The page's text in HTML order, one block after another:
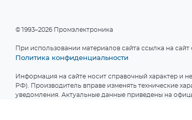
©1993–2026 Промэлектроника
При использовании материалов сайта ссылка на сайт
Политика конфиденциальности
Информация на сайте носит справочный характер и
РФ). Производитель вправе изменять технические
уведомления. Актуальные данные приведены на